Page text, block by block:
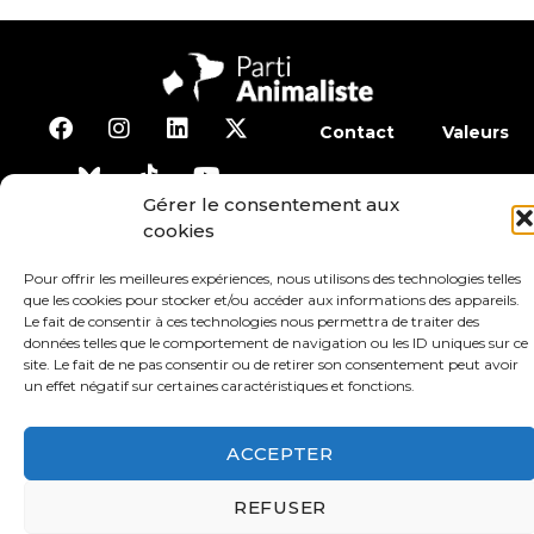
Gérer le consentement aux
cookies
Pour offrir les meilleures expériences, nous utilisons des technologies telles
que les cookies pour stocker et/ou accéder aux informations des appareils.
Le fait de consentir à ces technologies nous permettra de traiter des
données telles que le comportement de navigation ou les ID uniques sur ce
site. Le fait de ne pas consentir ou de retirer son consentement peut avoir
un effet négatif sur certaines caractéristiques et fonctions.
ACCEPTER
REFUSER
Contact Valeurs
Adhérer
Conditions générales d’utilisation
Protection des données Mentions légales